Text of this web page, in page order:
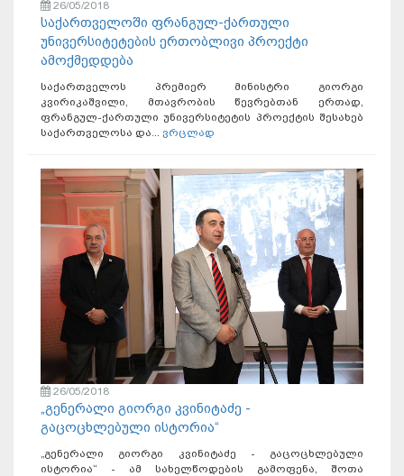
26/05/2018
საქართველოში ფრანგულ-ქართული
უნივერსიტეტების ერთობლივი პროექტი
ამოქმედდება
საქართველოს პრემიერ მინისტრი გიორგი
კვირიკაშვილი, მთავრობის წევრებთან ერთად,
ფრანგულ-ქართული უნივერსიტეტის პროექტის შესახებ
საქართველოსა და... ვრცლად
26/05/2018
„გენერალი გიორგი კვინიტაძე -
გაცოცხლებული ისტორია“
„გენერალი გიორგი კვინიტაძე - გაცოცხლებული
ისტორია“ - ამ სახელწოდების გამოფენა, შოთა